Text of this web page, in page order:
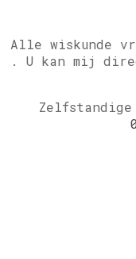
Alle wiskunde
. U kan mij
Zelfstandige